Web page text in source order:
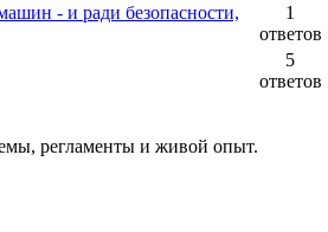
- и ради безопасности,
1
ответов
5
ответов
регламенты и живой опыт.